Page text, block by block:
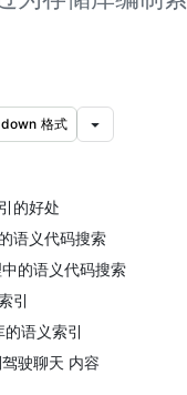
格式
的好处
语义代码搜索
的语义代码搜索
引
语义索引
驶聊天 内容